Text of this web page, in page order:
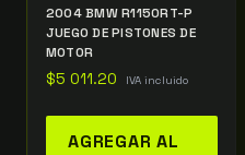
2004 BMW R1150RT-P
JUEGO DE PISTONES DE
MOTOR
$5 011.20 IVA incluido
AGREGAR AL